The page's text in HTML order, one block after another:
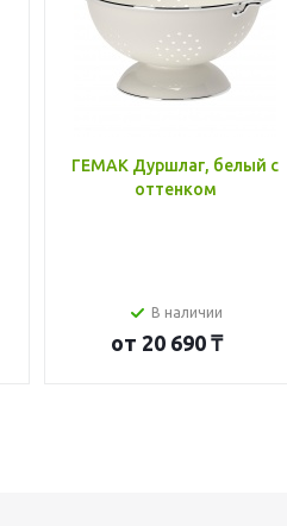
ГЕМАК Дуршлаг, белый с
оттенком
В наличии
от 20 690 ₸